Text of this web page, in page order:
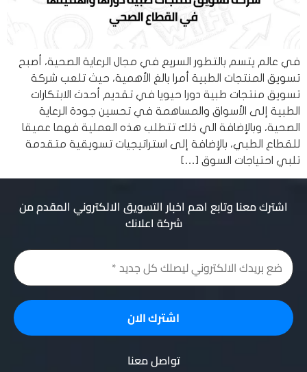
في عالم يتسم بالتطور السريع في مجال الرعاية الصحية، أصبح
تسويق المنتجات الطبية أمرا بالغ الأهمية، حيث تلعب شركة
تسويق منتجات طبية دورا حيويا في تقديم أحدث الابتكارات
الطبية إلى الأسواق والمساهمة في تحسين جودة الرعاية
الصحية، وبالإضافة الي ذلك تتطلب هذه العملية فهما عميقا
للقطاع الطبي، بالإضافة إلى استراتيجيات تسويقية متقدمة
تلبي احتياجات السوق […]
اشترك معنا وتابع اهم اخبار التسويق الالكتروني المقدم من
شركة اعلانك
تواصل معنا